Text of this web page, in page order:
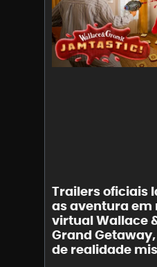
Trailers oficiais
as aventura em
virtual Wallace
Grand
de realidade